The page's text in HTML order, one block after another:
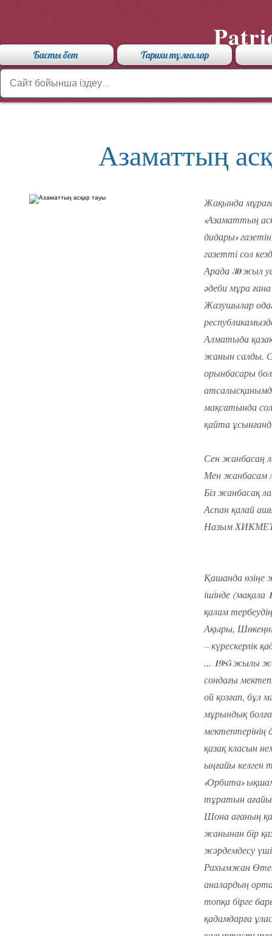
Басты бет Тарихи тұлғалар
Азаматтың
Жақында
«Азаматтың
дидары»
газетті сол
Арада 30 жыл
әдеби мұра
Жазушылар
Алматыда
жанын салды.
орынбасары
мақсатында
қайта
Сен жанбасаң
Мен жанбасам
Біз жанбасақ
Аспан қалай
Назым
Қашанда
ішінде
қалам
Ақыры,
– күрескерлік
... 1985 жылы
сондағы
ой қозғап, бұл
мұрындық
мектептерінің
қазақ класын
ыңғайы келген
«Орбита»
тұратын
Шона ағаның
жанынан бір
жәрдемдесу
Рахымжан
аналардың
топқа бірге
қадамдарға